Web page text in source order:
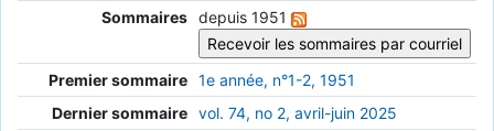
Sommaires depuis 1951
Premier sommaire 1e année, n°1-2, 1951
Dernier sommaire vol. 74, no 2, avril-juin 2025